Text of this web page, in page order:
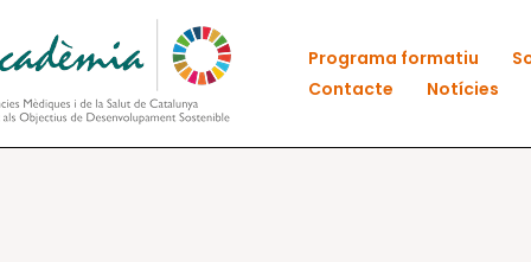
Programa formatiu
Contacte
Notícies